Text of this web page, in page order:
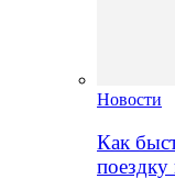
Новости
Как